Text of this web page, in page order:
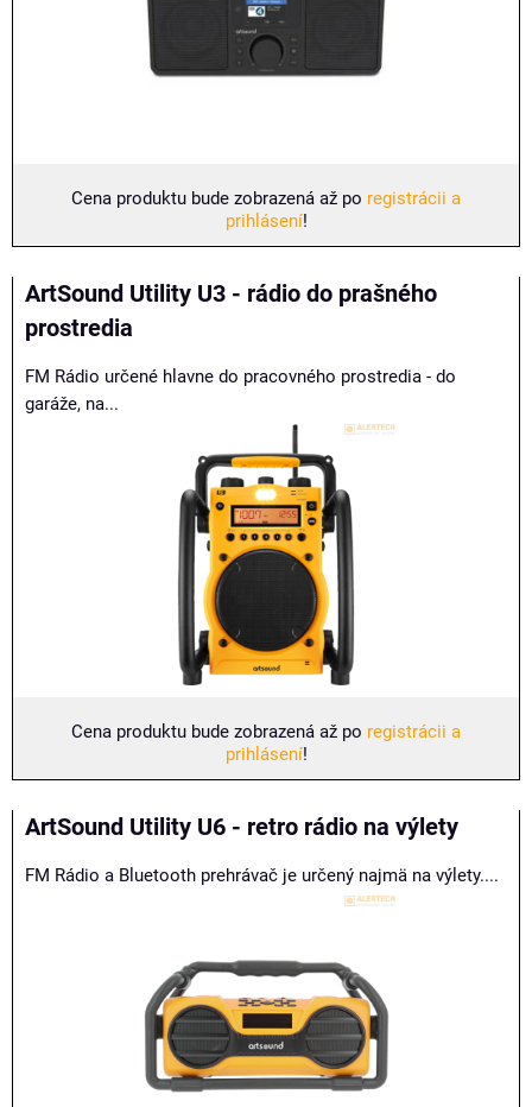
Cena produktu bude zobrazená až po registrácii a
prihlásení!
ArtSound Utility U3 - rádio do prašného
prostredia
FM Rádio určené hlavne do pracovného prostredia - do
garáže, na...
Cena produktu bude zobrazená až po registrácii a
prihlásení!
ArtSound Utility U6 - retro rádio na výlety
FM Rádio a Bluetooth prehrávač je určený najmä na výlety....